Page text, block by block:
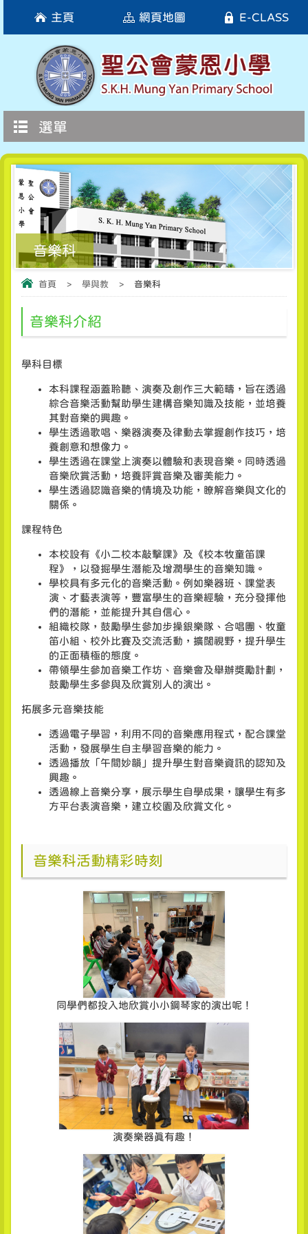
選單
E-CLASS
網頁地圖
主頁
音樂科
首頁 > 學與教 > 音樂科
音樂科介紹
學科目標
本科課程涵蓋聆聽、演奏及創作三大範疇，旨在透過
綜合音樂活動幫助學生建構音樂知識及技能，並培養
其對音樂的興趣。
學生透過歌唱、樂器演奏及律動去掌握創作技巧，培
養創意和想像力。
學生透過在課堂上演奏以體驗和表現音樂。同時透過
音樂欣賞活動，培養評賞音樂及審美能力。
學生透過認識音樂的情境及功能，瞭解音樂與文化的
關係。
課程特色
本校設有《小二校本敲擊課》及《校本牧童笛課
程》，以發掘學生潛能及增潤學生的音樂知識。
學校具有多元化的音樂活動。例如樂器班、課堂表
演、才藝表演等，豐富學生的音樂經驗，充分發揮他
們的潛能，並能提升其自信心。
組織校隊，鼓勵學生參加步操銀樂隊、合唱團、牧童
笛小組、校外比賽及交流活動，擴闊視野，提升學生
的正面積極的態度。
帶領學生參加音樂工作坊、音樂會及舉辦獎勵計劃，
鼓勵學生多參與及欣賞別人的演出。
拓展多元音樂技能
透過電子學習，利用不同的音樂應用程式，配合課堂
活動，發展學生自主學習音樂的能力。
透過播放「午間妙韻」提升學生對音樂資訊的認知及
興趣。
透過線上音樂分享，展示學生自學成果，讓學生有多
方平台表演音樂，建立校園及欣賞文化。
音樂科活動精彩時刻
同學們都投入地欣賞小小鋼琴家的演出呢！
演奏樂器真有趣！